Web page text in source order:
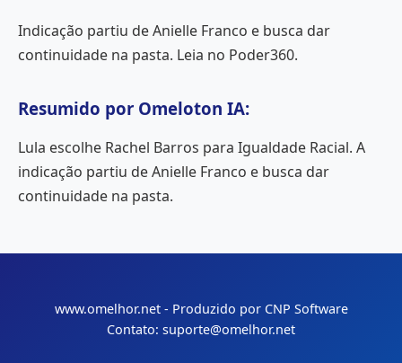
Indicação partiu de Anielle Franco e busca dar
continuidade na pasta. Leia no Poder360.
Resumido por Omeloton IA:
Lula escolhe Rachel Barros para Igualdade Racial. A
indicação partiu de Anielle Franco e busca dar
continuidade na pasta.
www.omelhor.net - Produzido por CNP Software
Contato: suporte@omelhor.net